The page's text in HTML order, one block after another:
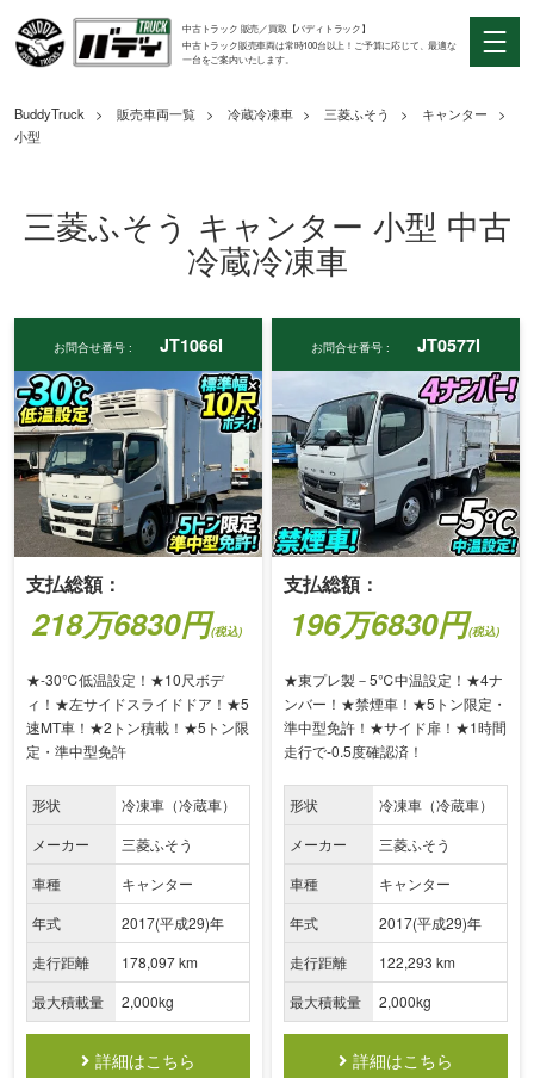
中古トラック 販売／買取【バディトラック】
中古トラック販売車両は常時100台以上！ご予算に応じて、最適な
一台をご案内いたします。
BuddyTruck 販売車両一覧 冷蔵冷凍車 三菱ふそう
キャンター
小型
三菱ふそう キャンター 小型 中古
冷蔵冷凍車
お問合せ番号 : JT1066I
支払総額：
218万6830円(税込)
★-30℃低温設定！★10尺ボデ
ィ！★左サイドスライドドア！★5
速MT車！★2トン積載！★5トン限
定・準中型免許
形状
冷凍車（冷蔵車）
メーカー
三菱ふそう
車種
キャンター
年式
2017(平成29)年
走行距離
178,097 km
最大積載量
2,000kg
詳細はこちら
お問合せ番号 : JT0577I
支払総額：
196万6830円(税込)
★東プレ製－5℃中温設定！★4ナ
ンバー！★禁煙車！★5トン限定・
準中型免許！★サイド扉！★1時間
走行で-0.5度確認済！
形状
冷凍車（冷蔵車）
メーカー
三菱ふそう
車種
キャンター
年式
2017(平成29)年
走行距離
122,293 km
最大積載量
2,000kg
詳細はこちら